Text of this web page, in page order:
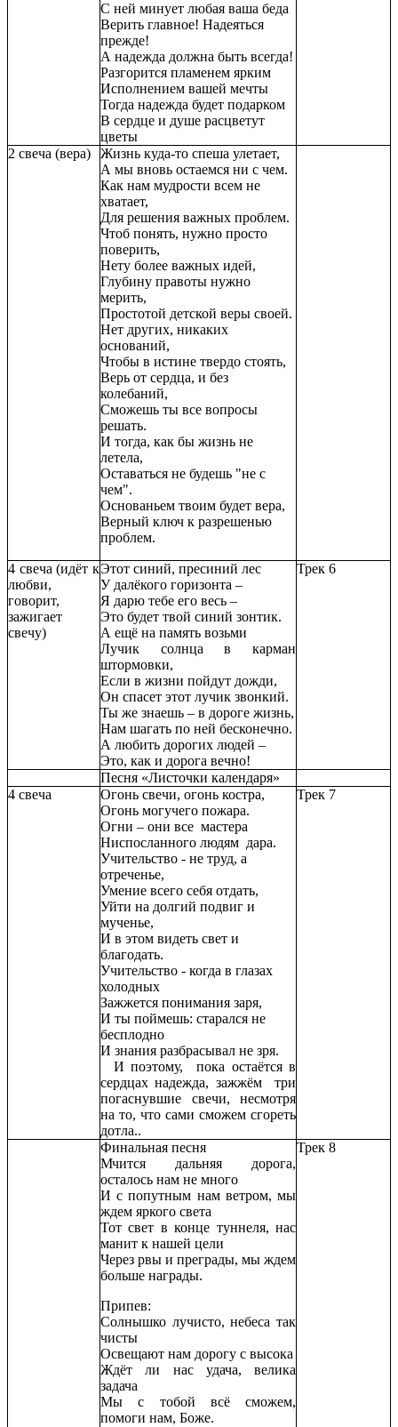
С ней минует любая ваша беда
Верить главное! Надеяться
прежде!
А надежда должна быть всегда!
Разгорится пламенем ярким
Исполнением вашей мечты
Тогда надежда будет подарком
В сердце и душе расцветут
цветы
2 свеча (вера)
Жизнь куда-то спеша улетает,
А мы вновь остаемся ни с чем.
Как нам мудрости всем не
хватает,
Для решения важных проблем.
Чтоб понять, нужно просто
поверить,
Нету более важных идей,
Глубину правоты нужно
мерить,
Простотой детской веры своей.
Нет других, никаких
оснований,
Чтобы в истине твердо стоять,
Верь от сердца, и без
колебаний,
Сможешь ты все вопросы
решать.
И тогда, как бы жизнь не
летела,
Оставаться не будешь "не с
чем".
Основаньем твоим будет вера,
Верный ключ к разрешенью
проблем.
4 свеча (идёт к
любви,
говорит,
зажигает
свечу)
Этот синий, пресиний лес
У далёкого горизонта –
Я дарю тебе его весь –
Это будет твой синий зонтик.
А ещё на память возьми
Лучик солнца в карман
штормовки,
Если в жизни пойдут дожди,
Он спасет этот лучик звонкий.
Ты же знаешь – в дороге жизнь,
Нам шагать по ней бесконечно.
А любить дорогих людей –
Это, как и дорога вечно!
Трек 6
Песня «Листочки календаря»
4 свеча
Огонь свечи, огонь костра,
Огонь могучего пожара.
Огни – они все мастера
Ниспосланного людям дара.
Учительство - не труд, а
отреченье,
Умение всего себя отдать,
Уйти на долгий подвиг и
мученье,
И в этом видеть свет и
благодать.
Учительство - когда в глазах
холодных
Зажжется понимания заря,
И ты поймешь: старался не
бесплодно
И знания разбрасывал не зря.
И поэтому, пока остаётся в
сердцах надежда, зажжём три
погаснувшие свечи, несмотря
на то, что сами сможем сгореть
дотла..
Трек 7
Финальная песня
Мчится дальняя дорога,
осталось нам не много
И с попутным нам ветром, мы
ждем яркого света
Тот свет в конце туннеля, нас
манит к нашей цели
Через рвы и преграды, мы ждем
больше награды.
Припев:
Солнышко лучисто, небеса так
чисты
Освещают нам дорогу с высока
Ждёт ли нас удача, велика
задача
Мы с тобой всё сможем,
помоги нам, Боже.
Трек 8